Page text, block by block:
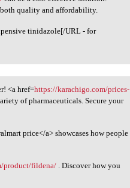
quality and affordability.
tinidazole[/URL - for
<a href=https://karachigo.com/prices-
of pharmaceuticals. Secure your
price</a> showcases how people
product/fildena/ . Discover how you